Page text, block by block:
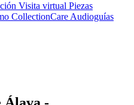
Visita virtual Piezas
CollectionCare Audioguías